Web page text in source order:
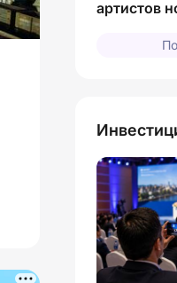
артистов